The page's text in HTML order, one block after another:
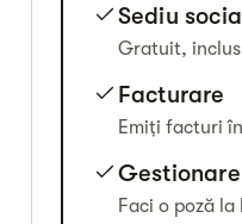
Sediu
Gratuit,
Facturare
Emiți facturi
Faci o poză